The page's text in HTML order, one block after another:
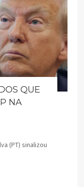
QUE
NA
(PT) sinalizou